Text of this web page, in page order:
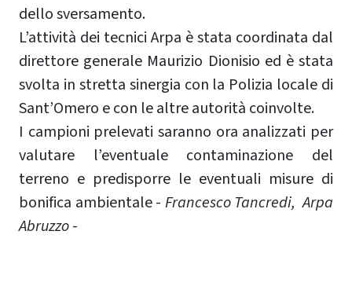
dello sversamento.
L’attività dei tecnici Arpa è stata coordinata dal
direttore generale Maurizio Dionisio ed è stata
svolta in stretta sinergia con la Polizia locale di
Sant’Omero e con le altre autorità coinvolte.
I campioni prelevati saranno ora analizzati per
valutare l’eventuale contaminazione del
terreno e predisporre le eventuali misure di
bonifica ambientale - Francesco Tancredi, Arpa
Abruzzo-